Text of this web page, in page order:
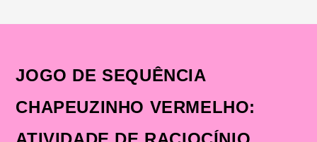
JOGO DE SEQUÊNCIA
CHAPEUZINHO VERMELHO: